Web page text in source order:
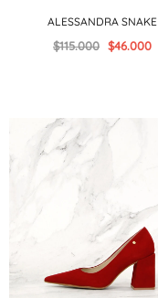
ALESSANDRA SNAKE
$115.000 $46.000